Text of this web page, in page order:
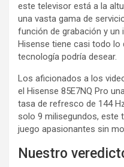
este televisor está a la
una vasta gama de
función de grabación y
Hisense tiene casi todo lo
tecnología podría desear.
Los aficionados a los
el Hisense 85E7NQ Pro
tasa de refresco de 144
solo 9 milisegundos, este
juego apasionantes sin
Nuestro